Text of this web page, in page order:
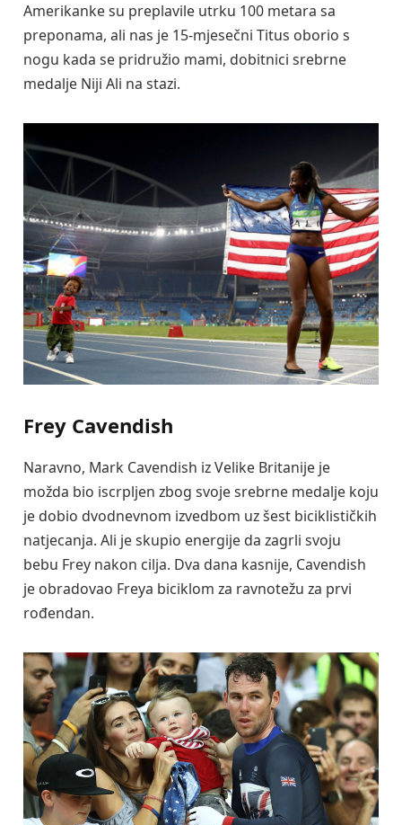
Amerikanke su preplavile utrku 100 metara sa
preponama, ali nas je 15-mjesečni Titus oborio s
nogu kada se pridružio mami, dobitnici srebrne
medalje Niji Ali na stazi.
Frey Cavendish
Naravno, Mark Cavendish iz Velike Britanije je
možda bio iscrpljen zbog svoje srebrne medalje koju
je dobio dvodnevnom izvedbom uz šest biciklističkih
natjecanja. Ali je skupio energije da zagrli svoju
bebu Frey nakon cilja. Dva dana kasnije, Cavendish
je obradovao Freya biciklom za ravnotežu za prvi
rođendan.